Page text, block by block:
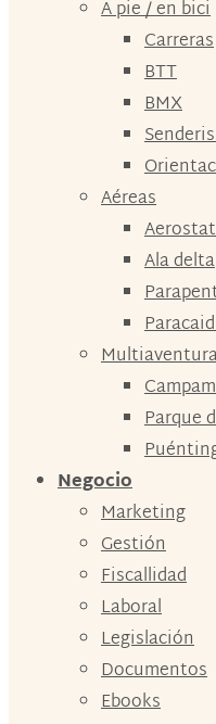
A pie / en bici
Carreras
BTT
BMX
Aéreas
Ala delta
Parque
Negocio
Marketing
Gestión
Fiscallidad
Laboral
Legislación
Documentos
Ebooks